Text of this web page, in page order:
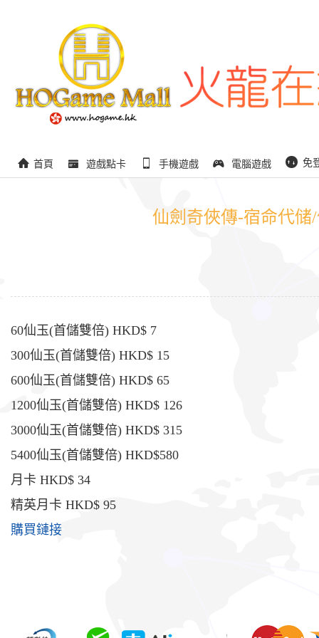
首頁 遊戲點卡 手機遊戲 電腦遊戲 免
仙劍奇俠傳-宿命代
60仙玉(首儲雙倍) HKD$ 7
300仙玉(首儲雙倍) HKD$ 15
600仙玉(首儲雙倍) HKD$ 65
1200仙玉(首儲雙倍) HKD$ 126
3000仙玉(首儲雙倍) HKD$ 315
5400仙玉(首儲雙倍) HKD$580
月卡 HKD$ 34
精英月卡 HKD$ 95
購買鏈接